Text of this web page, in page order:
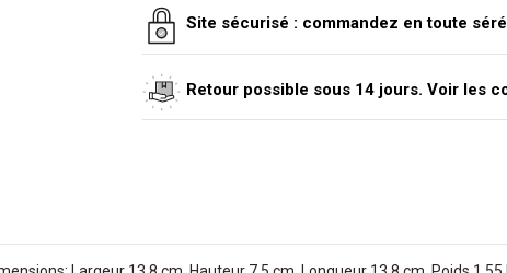
Site sécurisé : commandez en toute
Retour possible sous 14 jours. Voir les